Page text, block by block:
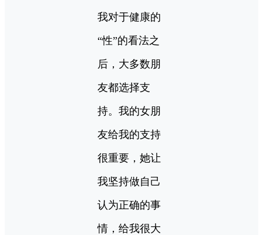
我对于健康的
“性”的看法之
后，大多数朋
友都选择支
持。我的女朋
友给我的支持
很重要，她让
我坚持做自己
认为正确的事
情，给我很大